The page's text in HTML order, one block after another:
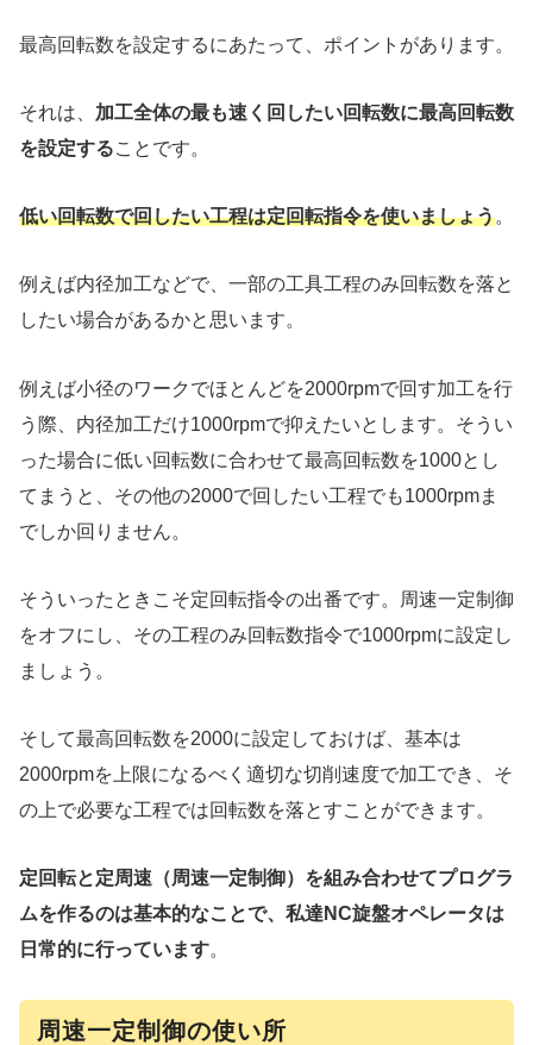
最高回転数を設定するにあたって、ポイントがあります。
それは、 加工全体の最も速く回したい回転数に最高回転数
を設定することです。
低い回転数で回したい工程は定回転指令を使いましょう。
例えば内径加工などで、一部の工具工程のみ回転数を落と
したい場合があるかと思います。
例えば小径のワークでほとんどを2000rpmで回す加工を行
う際、内径加工だけ1000rpmで抑えたいとします。そうい
った場合に低い回転数に合わせて最高回転数を1000とし
てまうと、その他の2000で回したい工程でも1000rpmま
でしか回りません。
そういったときこそ定回転指令の出番です。周速一定制御
をオフにし、その工程のみ回転数指令で1000rpmに設定し
ましょう。
そして最高回転数を2000に設定しておけば、基本は
2000rpmを上限になるべく適切な切削速度で加工でき、そ
の上で必要な工程では回転数を落とすことができます。
定回転と定周速（周速一定制御）を組み合わせてプログラ
ムを作るのは基本的なことで、私達NC旋盤オペレータは
日常的に行っています。
周速一定制御の使い所